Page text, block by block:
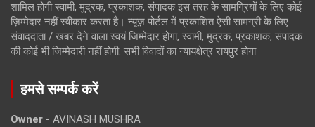
शामिल होगी स्वामी, मुद्रक, प्रकाशक, संपादक इस तरह के सामग्रियों के लिए कोई
ज़िम्मेदार नहीं स्वीकार करता है। न्यूज़ पोर्टल में प्रकाशित ऐसी सामग्री के लिए
संवाददाता / खबर देने वाला स्वयं जिम्मेदार होगा, स्वामी, मुद्रक, प्रकाशक, संपादक
की कोई भी जिम्मेदारी नहीं होगी. सभी विवादों का न्यायक्षेत्र रायपुर होगा
हमसे सम्पर्क करें
Owner - AVINASH MUSHRA